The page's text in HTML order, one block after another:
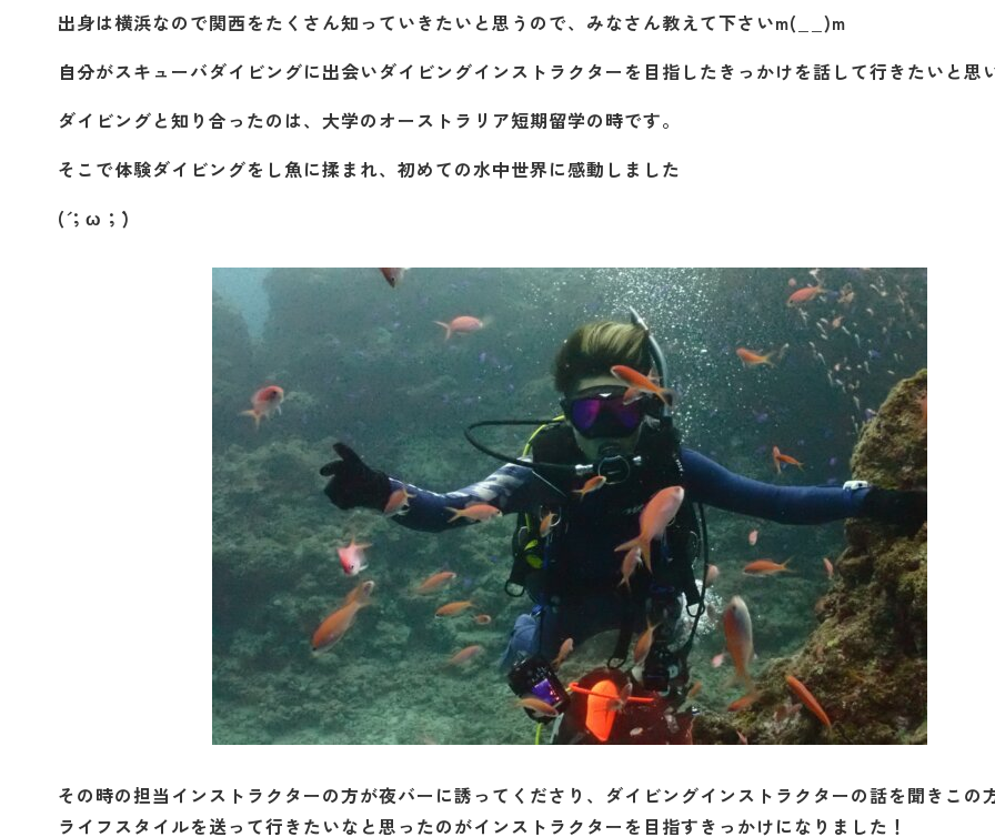
出身は横浜なので関西をたくさん知っていきたいと思うので、みなさん教えて下さいm(__)m
自分がスキューバダイビングに出会いダイビングインストラクターを目指したきっかけを話して行きたいと思
ダイビングと知り合ったのは、大学のオーストラリア短期留学の時です。
そこで体験ダイビングをし魚に揉まれ、初めての水中世界に感動しました
(´；ω；`)
その時の担当インストラクターの方が夜バーに誘ってくださり、ダイビングインストラクターの話を聞きこの
ライフスタイルを送って行きたいなと思ったのがインストラクターを目指すきっかけになりました！